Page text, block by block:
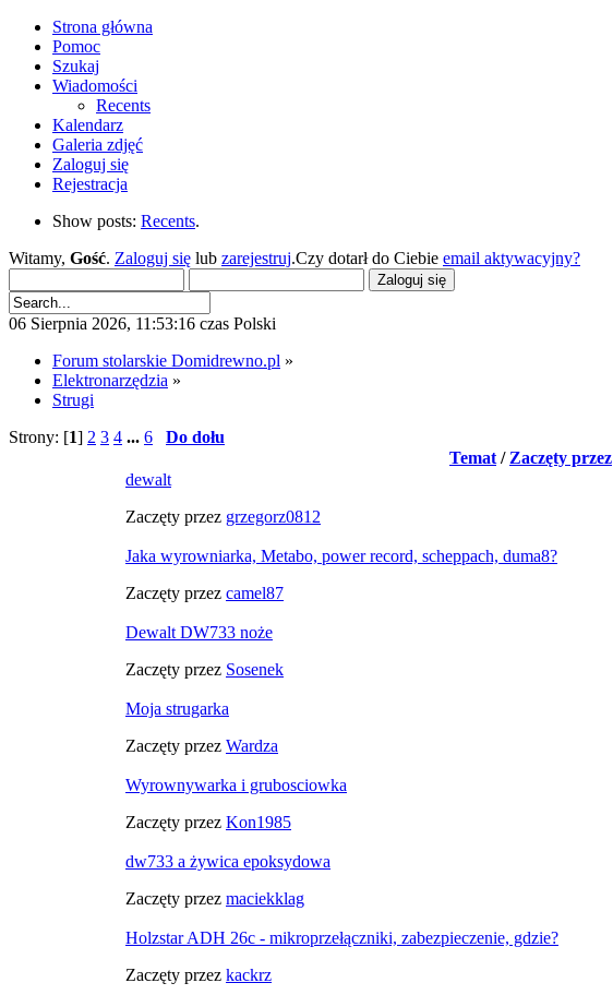
Strona główna
Pomoc
Szukaj
Wiadomości
Recents
Kalendarz
Galeria zdjęć
Zaloguj się
Rejestracja
Show posts: Recents.
Witamy, Gość. Zaloguj się lub zarejestruj.Czy dotarł do Ciebie email aktywacyjny?
06 Sierpnia 2026, 11:53:16 czas Polski
Forum stolarskie Domidrewno.pl »
Elektronarzędzia »
Strugi
Strony: [1] 2 3 4 ... 6
Do dołu
Temat / Zaczęty przez
dewalt
Zaczęty przez grzegorz0812
Jaka wyrowniarka, Metabo, power record, scheppach, duma8?
Zaczęty przez camel87
Dewalt DW733 noże
Zaczęty przez Sosenek
Moja strugarka
Zaczęty przez Wardza
Wyrownywarka i grubosciowka
Zaczęty przez Kon1985
dw733 a żywica epoksydowa
Zaczęty przez maciekklag
Holzstar ADH 26c - mikroprzełączniki, zabezpieczenie, gdzie?
Zaczęty przez kackrz